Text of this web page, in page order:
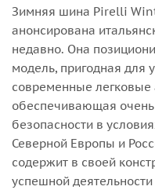
Зимняя шина Pirelli
анонсирована
недавно. Она
модель, пригодная для
современные легковые
обеспечивающая
безопасности в
Северной Европы и
содержит в своей
успешной